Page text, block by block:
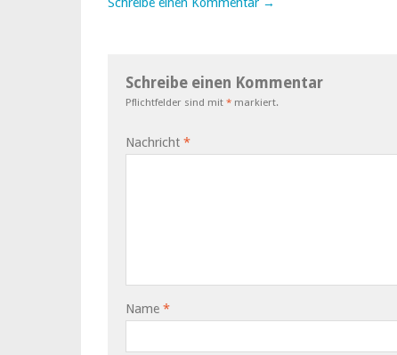
Schreibe einen Kommentar
Pflichtfelder sind mit * markiert.
Nachricht *
Name *